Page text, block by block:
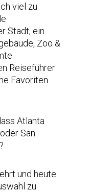
viel zu
Stadt, ein
Zoo &
Reiseführer
Favoriten
Atlanta
San
und heute
zu